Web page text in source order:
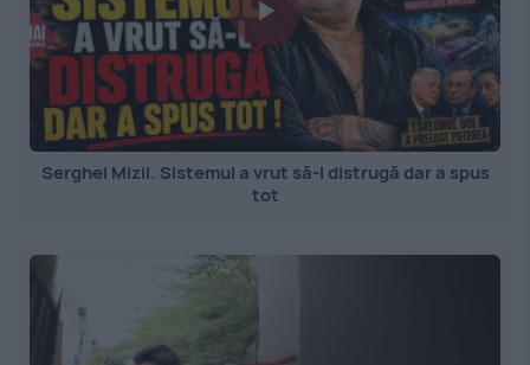
Serghei Mizil. Sistemul a vrut să-l distrugă dar a spus
tot